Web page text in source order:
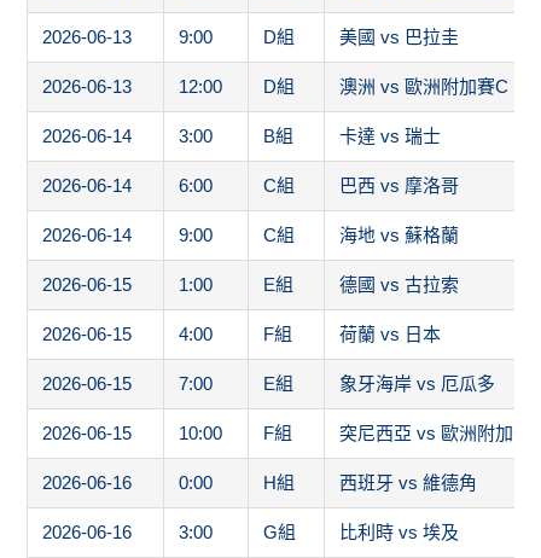
2026-06-13 9:00 D組 美國 vs 巴拉圭
2026-06-13 12:00 D組 澳洲 vs 歐洲附加賽C
2026-06-14 3:00 B組 卡達 vs 瑞士
2026-06-14 6:00 C組 巴西 vs 摩洛哥
2026-06-14 9:00 C組 海地 vs 蘇格蘭
2026-06-15 1:00 E組 德國 vs 古拉索
2026-06-15 4:00 F組 荷蘭 vs 日本
2026-06-15 7:00 E組 象牙海岸 vs 厄瓜多
2026-06-15 10:00 F組 突尼西亞 vs 歐洲附加賽
2026-06-16 0:00 H組 西班牙 vs 維德角
2026-06-16 3:00 G組 比利時 vs 埃及